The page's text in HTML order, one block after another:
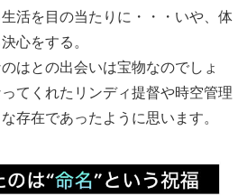
活を目の当たりに・・・いや、体
心をする。
はとの出会いは宝物なのでしょ
てくれたリンディ提督や時空管理
存在であったように思います。